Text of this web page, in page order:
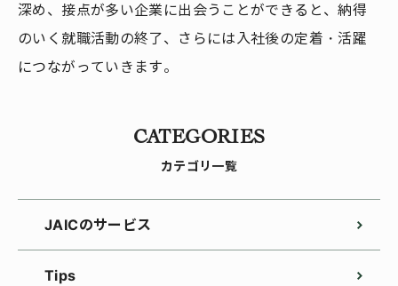
深め、接点が多い企業に出会うことができると、納得
のいく就職活動の終了、さらには入社後の定着・活躍
につながっていきます。
CATEGORIES
カテゴリ一覧
JAICのサービス
Tips